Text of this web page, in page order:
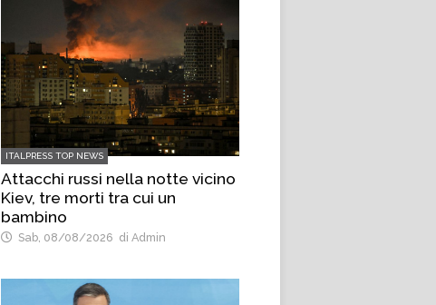
ITALPRESS TOP NEWS
Attacchi russi nella notte vicino
Kiev, tre morti tra cui un
bambino
Sab, 08/08/2026 di Admin